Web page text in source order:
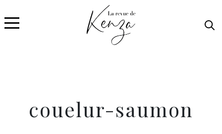
couelur-saumon